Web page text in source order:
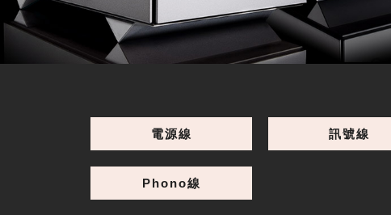
電源線 訊號線
Phono線